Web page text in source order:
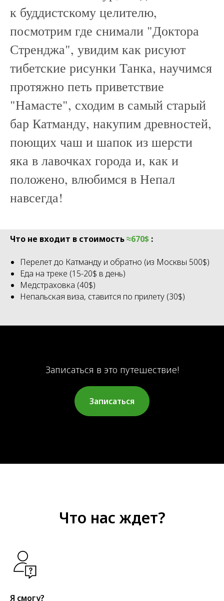
к буддистскому целителю,
посмотрим где снимали "Доктора
Стренджа", увидим как рисуют
тибетские рисунки Танка, научимся
протяжно петь приветствие
"Намасте", сходим в самый старый
бар Катманду, накупим древностей,
поющих чаш и шапок из шерсти
яка в лавочках города и, как и
положено, влюбимся в Непал
навсегда!
Что не входит в стоимость≈670$ :
Перелет до Катманду и обратно (из Москвы 500$)
Еда на треке (15-20$ в день)
Медстраховка (40$)
Непальская виза, ставится по прилету (30$)
Записаться в это путешествие!
Записаться
Что нас ждет?
Я смогу?